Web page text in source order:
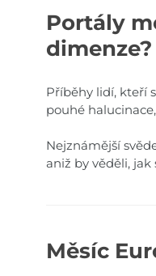
Portály
dimenze?
Příběhy lidí, kteří
pouhé
Nejznámější
aniž by věděli, jak
Měsíc